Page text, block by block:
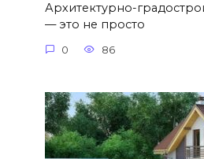
Архитектурно-
— это не просто
0 86